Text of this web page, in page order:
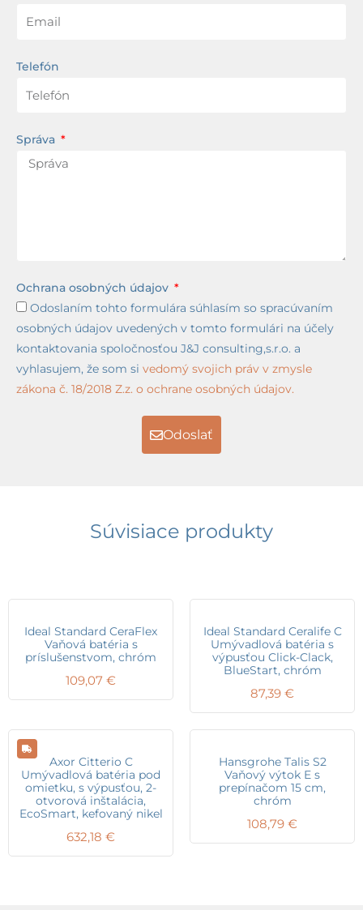
Telefón
Správa
Ochrana osobných údajov
Odoslaním tohto formulára súhlasím so spracúvaním
osobných údajov uvedených v tomto formulári na účely
kontaktovania spoločnosťou J&J consulting,s.r.o. a
vyhlasujem, že som si vedomý svojich práv v zmysle
zákona č. 18/2018 Z.z. o ochrane osobných údajov.
Odoslať
Súvisiace produkty
Ideal Standard CeraFlex
Vaňová batéria s
príslušenstvom, chróm
109,07 €
Ideal Standard Ceralife C
Umývadlová batéria s
výpusťou Click-Clack,
BlueStart, chróm
87,39 €
Axor Citterio C
Umývadlová batéria pod
omietku, s výpusťou, 2-
otvorová inštalácia,
EcoSmart, kefovaný nikel
632,18 €
Hansgrohe Talis S2
Vaňový výtok E s
prepínačom 15 cm,
chróm
108,79 €